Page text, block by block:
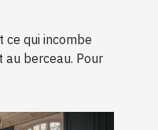
ce qui incombe
au berceau. Pour